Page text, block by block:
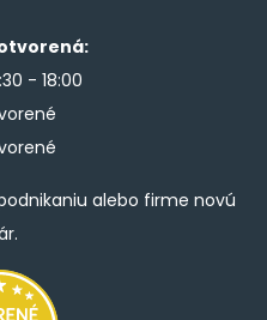
- 18:00
alebo firme novú